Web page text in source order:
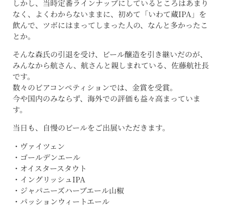
しかし、当時定番ラインナップにしているところはあまり
なく、よくわからないままに、初めて「いわて蔵IPA」を
飲んで、ツボにはまってしまった人の、なんと多かったこ
とか。
そんな森氏の引退を受け、ビール醸造を引き継いだのが、
みんなから航さん、航さんと親しまれている、佐藤航社長
です。
数々のビアコンペティションでは、金賞を受賞。
今や国内のみならず、海外での評価も益々高まっていま
す。
当日も、自慢のビールをご出展いただきます。
・ヴァイツェン
・ゴールデンエール
・オイスタースタウト
・イングリッシュIPA
・ジャパニーズハーブエール山椒
・パッションウィートエール